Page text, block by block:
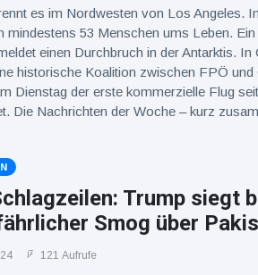
es im Nordwesten von Los Angeles.
mindestens 53 Menschen ums Leben.
einen Durchbruch in der Antarktis. In
historische Koalition zwischen FPÖ und
Dienstag der erste kommerzielle Flug
Die Nachrichten der Woche – kurz
Trump siegt
Smog über
121 Aufrufe